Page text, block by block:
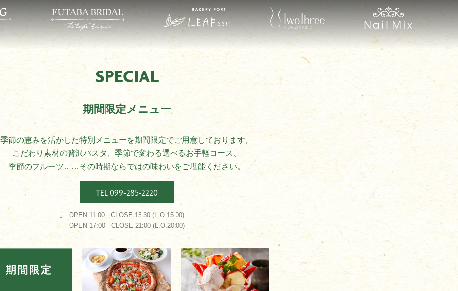
SPECIAL
期間限定メニュー
季節の恵みを活かした特別メニューを期間限定でご用意しております。
こだわり素材の贅沢パスタ、季節で変わる選べるお手軽コース、
季節のフルーツ……その時期ならではの味わいをご堪能ください。
TEL 099-285-2220
OPEN 11:00 CLOSE 15:30 (L.O.15:00)
OPEN 17:00 CLOSE 21:00 (L.O.20:00)